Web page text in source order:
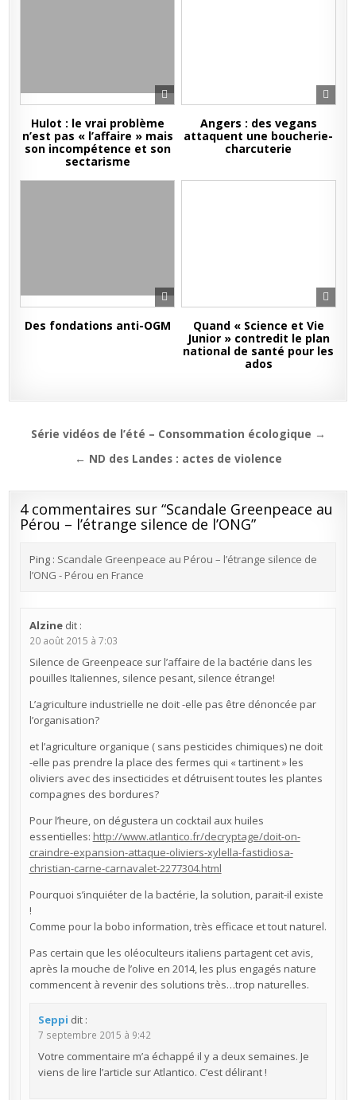
Hulot : le vrai problème
n’est pas « l’affaire » mais
son incompétence et son
sectarisme
Angers : des vegans
attaquent une boucherie-
charcuterie
Des fondations anti-OGM
Quand « Science et Vie
Junior » contredit le plan
national de santé pour les
ados
Navigation
Série vidéos de l’été – Consommation écologique →
← ND des Landes : actes de violence
4 commentaires sur “Scandale Greenpeace au
Pérou – l’étrange silence de l’ONG”
Ping : Scandale Greenpeace au Pérou – l’étrange silence de
l’ONG - Pérou en France
Alzine dit :
20 août 2015 à 7:03
Silence de Greenpeace sur l’affaire de la bactérie dans les
pouilles Italiennes, silence pesant, silence étrange!
L’agriculture industrielle ne doit -elle pas être dénoncée par
l’organisation?
et l’agriculture organique ( sans pesticides chimiques) ne doit
-elle pas prendre la place des fermes qui « tartinent » les
oliviers avec des insecticides et détruisent toutes les plantes
compagnes des bordures?
Pour l’heure, on dégustera un cocktail aux huiles
essentielles: http://www.atlantico.fr/decryptage/doit-on-
craindre-expansion-attaque-oliviers-xylella-fastidiosa-
christian-carne-carnavalet-2277304.html
Pourquoi s’inquiéter de la bactérie, la solution, parait-il existe
!
Comme pour la bobo information, très efficace et tout naturel.
Pas certain que les oléoculteurs italiens partagent cet avis,
après la mouche de l’olive en 2014, les plus engagés nature
commencent à revenir des solutions très…trop naturelles.
Seppi dit :
7 septembre 2015 à 9:42
Votre commentaire m’a échappé il y a deux semaines. Je
viens de lire l’article sur Atlantico. C’est délirant !